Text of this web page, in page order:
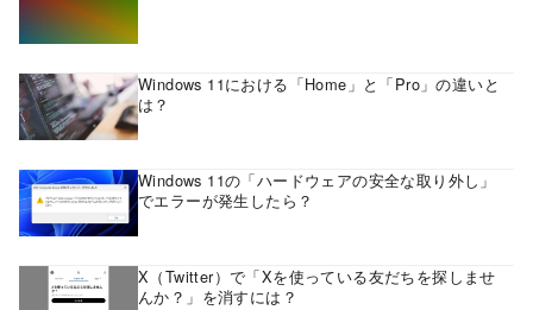
Windows 11における「Home」と「Pro」の違いと
は？
Windows 11の「ハードウェアの安全な取り外し」
でエラーが発生したら？
X（Twitter）で「Xを使っている友だちを探しませ
んか？」を消すには？